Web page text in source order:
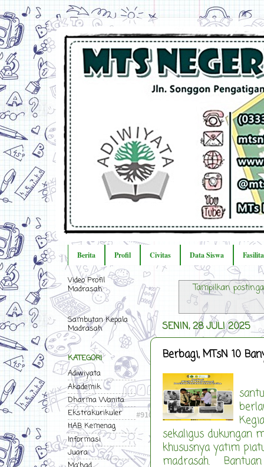
Berita Profil Civitas Data Siswa
Tampilkan
SENIN, 28 JULI 2025
Berbagi, MTsN 10
sekaligus dukungan
khususnya yatim
madrasah. Bantuan
Video Profil
Madrasah
Sambutan Kepala
Madrasah
KATEGORI
Adiwiyata
Akademik
Dharma Wanita
Ekstrakurikuler
HAB Kemenag
Informasi
Juara